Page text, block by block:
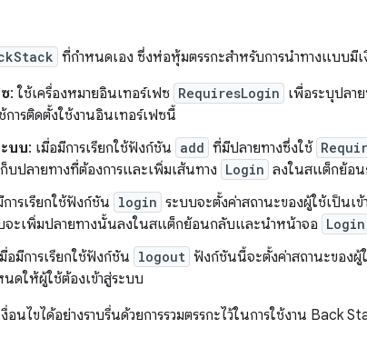
ที่กำหนดเอง ซึ่งห่อหุ้มตรรกะสำหรับการนำทางแบบมีเ
: ใช้เครื่องหมายอินเทอร์เฟซ RequiresLogin เพื่อระบุปลา
การติดตั้งใช้งานอินเทอร์เฟซนี้
บบ: เมื่อมีการเรียกใช้ฟังก์ชัน add ที่มีปลายทางซึ่งใช้
บปลายทางที่ต้องการและเพิ่มเส้นทาง Login ลงในสแต็กย้อ
การเรียกใช้ฟังก์ชัน login ระบบจะตั้งค่าสถานะของผู้ใช้เป็นเ
บจะเพิ่มปลายทางนั้นลงในสแต็กย้อนกลับและนำหน้าจอ Login
อมีการเรียกใช้ฟังก์ชัน logout ฟังก์ชันนี้จะตั้งค่าสถานะของผู้
ดให้ผู้ใช้ต้องเข้าสู่ระบบ
นไขได้อย่างราบรื่นด้วยการรวมตรรกะไว้ในการใช้งาน Back